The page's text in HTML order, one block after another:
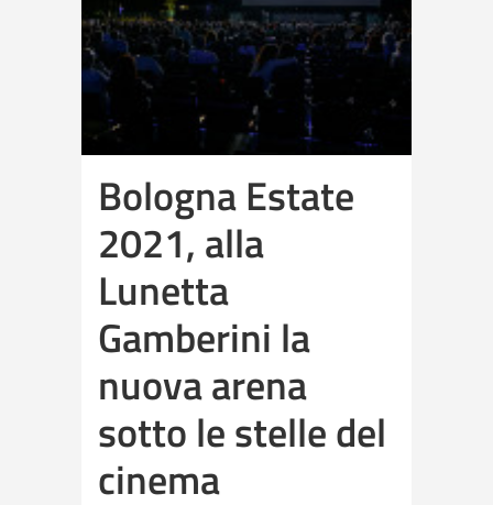
Bologna Estate
2021, alla
Lunetta
Gamberini la
nuova arena
sotto le stelle del
cinema